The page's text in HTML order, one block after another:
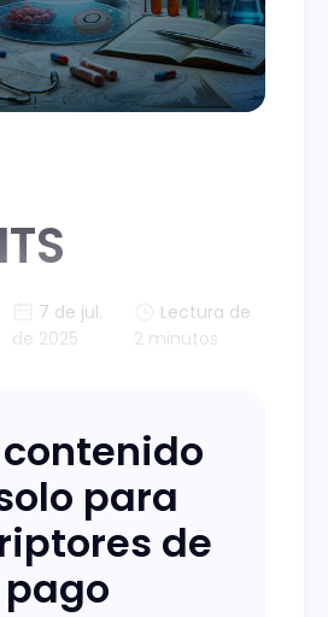
7 de jul.
de 2025
Lectura de
2 minutos
contenido
para
de
pago